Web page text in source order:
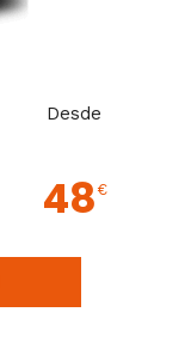
Desde
48 €